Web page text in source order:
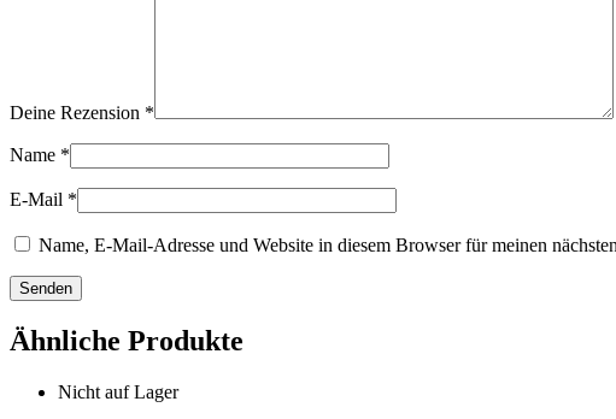
Deine Rezension *
Name *
E-Mail *
Name, E-Mail-Adresse und Website in diesem Browser für meinen
Ähnliche Produkte
Nicht auf Lager